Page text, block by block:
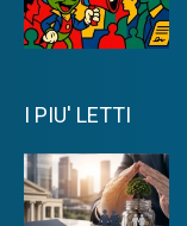
I PIU' LETTI